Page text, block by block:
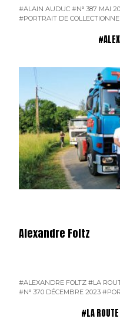
#ALAIN AUDUC #N° 387 MAI
#PORTRAIT DE
Alexandre Foltz
#ALEXANDRE FOLTZ #LA
#N° 370 DÉCEMBRE 2023
#LA